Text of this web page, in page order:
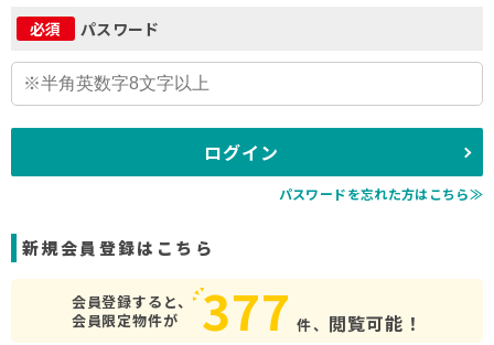
必須 パスワード
ログイン
パスワードを忘れた方はこちら≫
新規会員登録はこちら
会員登録すると、
会員限定物件が
377 件、 閲覧可能！